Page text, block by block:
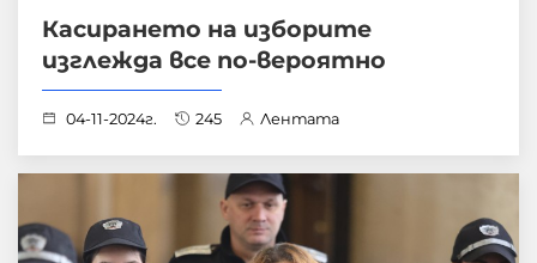
Касирането на изборите
изглежда все по-вероятно
04-11-2024г. 245 Лентата